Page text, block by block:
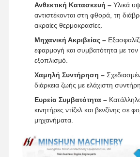
Ανθεκτική Κατασκευή – Υλικά
αντιστέκονται στη φθορά, τη
ακραίες θερμοκρασίες.
Μηχανική Ακριβείας –
εφαρμογή και συμβατότητα με τον
εξοπλισμό.
Χαμηλή Συντήρηση –
διάρκεια ζωής με ελάχιστη
Ευρεία Συμβατότητα –
κινητήρες ντίζελ και βενζίνης σε
μηχανήματα.